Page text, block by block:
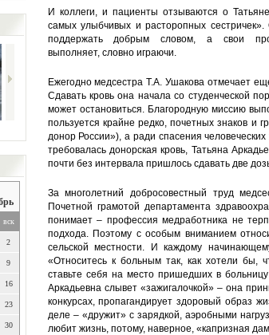
вск
2
9
16
23
30
И коллеги, и пациенты отзываются о
самых улыбчивых и расторопных
поддержать добрым словом, а свои
выполняет, словно играючи.
Ежегодно медсестра Т.А. Ушакова отмечает
Сдавать кровь она начала со студенческой
может остановиться. Благородную миссию
пользуется крайне редко, почетных знаков и
донор России»), а ради спасения
требовалась донорская кровь, Татьяна
почти без интервала пришлось сдавать две
За многолетний добросовестный труд
Почетной грамотой департамента
понимает – профессия медработника не
подхода. Поэтому с особым вниманием
сельской местности. И каждому
«Относитесь к больным так, как хотели бы,
ставьте себя на место пришедших в
Аркадьевна слывет «зажигалочкой» – она
конкурсах, пропагандирует здоровый образ
деле – «дружит» с зарядкой, аэробными
любит жизнь, потому, наверное, «капризная